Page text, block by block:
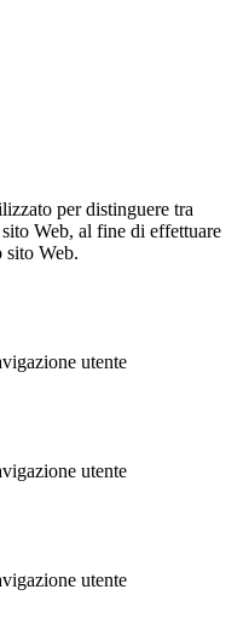
per distinguere tra
Web, al fine di effettuare
Web.
utente
utente
utente